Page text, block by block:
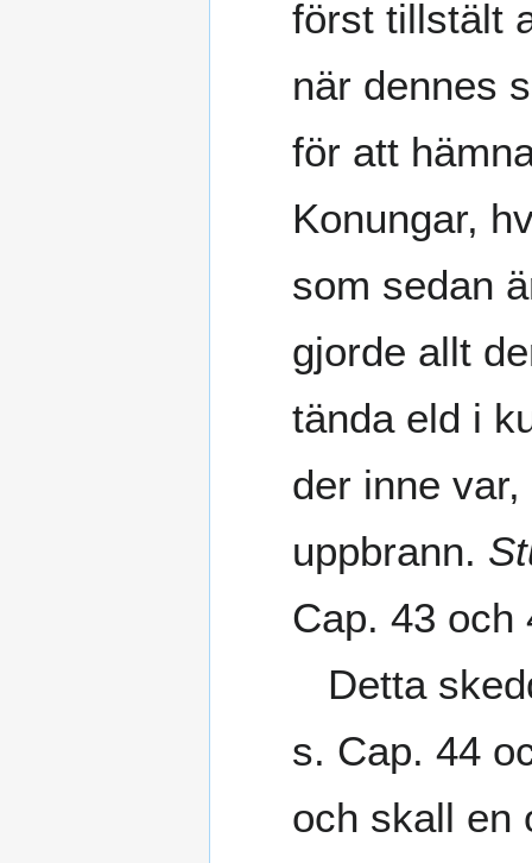
först tillstält
när dennes
för att
Konungar,
som sedan
gjorde allt
tända eld i
der inne
uppbrann.
Cap. 43 och
Detta
s. Cap. 44
och skall en